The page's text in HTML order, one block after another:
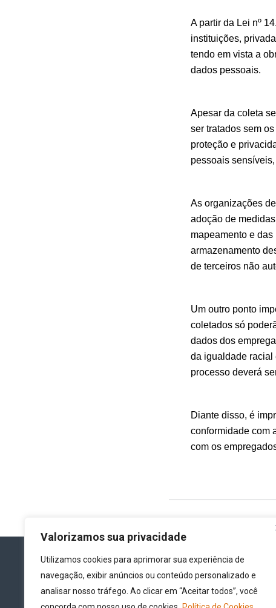
Valorizamos sua privacidade
Utilizamos cookies para aprimorar sua experiência de
navegação, exibir anúncios ou conteúdo personalizado e
analisar nosso tráfego. Ao clicar em “Aceitar todos”, você
A partir da Lei nº
instituições,
tendo em vista a
dados pessoais.
Apesar da coleta
ser tratados sem
proteção e
pessoais
As organizações
adoção de
mapeamento e
armazenamento
de terceiros não
Um outro ponto
coletados só
dados dos
da igualdade racial
processo deverá
Diante disso, é
conformidade com
com os